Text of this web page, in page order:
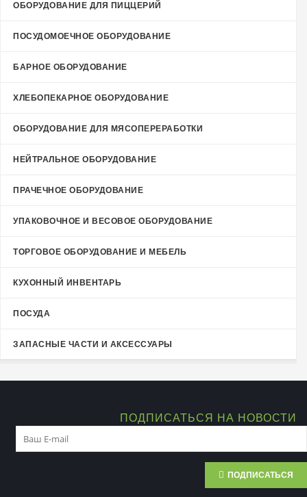
ОБОРУДОВАНИЕ ДЛЯ ПИЦЦЕРИЙ
ПОСУДОМОЕЧНОЕ ОБОРУДОВАНИЕ
БАРНОЕ ОБОРУДОВАНИЕ
ХЛЕБОПЕКАРНОЕ ОБОРУДОВАНИЕ
ОБОРУДОВАНИЕ ДЛЯ МЯСОПЕРЕРАБОТКИ
НЕЙТРАЛЬНОЕ ОБОРУДОВАНИЕ
ПРАЧЕЧНОЕ ОБОРУДОВАНИЕ
УПАКОВОЧНОЕ И ВЕСОВОЕ ОБОРУДОВАНИЕ
ТОРГОВОЕ ОБОРУДОВАНИЕ И МЕБЕЛЬ
КУХОННЫЙ ИНВЕНТАРЬ
ПОСУДА
ЗАПАСНЫЕ ЧАСТИ И АКСЕССУАРЫ
ПОДПИСАТЬСЯ НА НОВОСТИ
ПОДПИСАТЬСЯ